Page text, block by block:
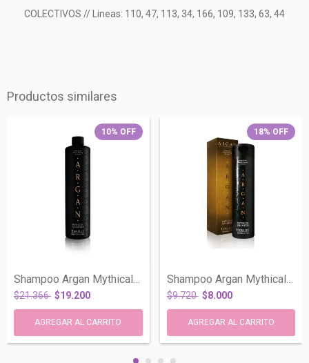
COLECTIVOS // Lineas: 110, 47, 113, 34, 166, 109, 133, 63, 44
Productos similares
10% OFF
$21.366 $19.200
18% OFF
$9.720 $8.000